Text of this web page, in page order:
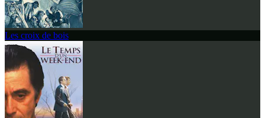
Les croix de bois